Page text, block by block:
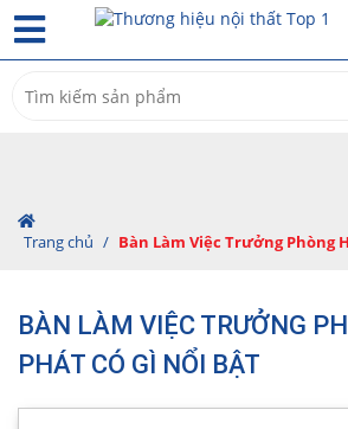
for:
Trang chủ / Bàn Làm Việc Trưởng Phòng
BÀN LÀM VIỆC TRƯỞNG
PHÁT CÓ GÌ NỔI BẬT